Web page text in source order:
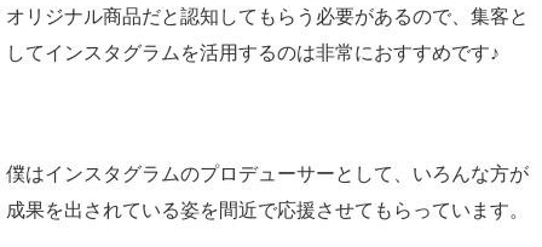
オリジナル商品だと認知してもらう必要があるので、集客と
してインスタグラムを活用するのは非常におすすめです♪
僕はインスタグラムのプロデューサーとして、いろんな方が
成果を出されている姿を間近で応援させてもらっています。